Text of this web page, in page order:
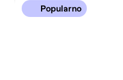
Popularno